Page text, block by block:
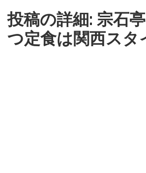
投稿の詳細: 宗石
つ定食は関西スタ